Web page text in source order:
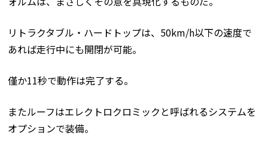
リトラクタブル・ハードトップは、50km/h以下の速度で
あれば走行中にも開閉が可能。
僅か11秒で動作は完了する。
またルーフはエレクトロクロミックと呼ばれるシステムを
オプションで装備。